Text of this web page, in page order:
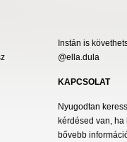
Instán is
@ella.dula
KAPCSOLAT
Nyugodtan
kérdésed van,
bővebb